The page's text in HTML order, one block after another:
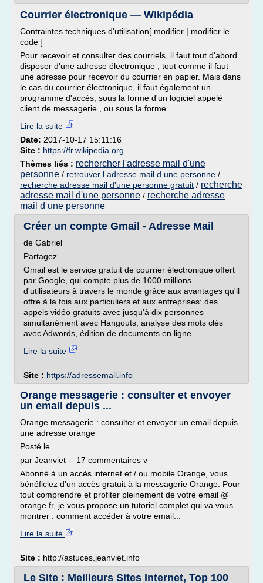
Courrier électronique — Wikipédia
Contraintes techniques d'utilisation[ modifier | modifier le
code ]
Pour recevoir et consulter des courriels, il faut tout d'abord
disposer d'une adresse électronique , tout comme il faut
une adresse pour recevoir du courrier en papier. Mais dans
le cas du courrier électronique, il faut également un
programme d'accès, sous la forme d'un logiciel appelé
client de messagerie , ou sous la forme...
Lire la suite
Date: 2017-10-17 15:11:16
Site : https://fr.wikipedia.org
Thèmes liés : rechercher l'adresse mail d'une
personne / retrouver l adresse mail d une personne /
recherche adresse mail d'une personne gratuit / recherche
adresse mail d'une personne / recherche adresse
mail d une personne
Créer un compte Gmail - Adresse Mail
de Gabriel
Partagez...
Gmail est le service gratuit de courrier électronique offert
par Google, qui compte plus de 1000 millions
d'utilisateurs à travers le monde grâce aux avantages qu'il
offre à la fois aux particuliers et aux entreprises: des
appels vidéo gratuits avec jusqu'à dix personnes
simultanément avec Hangouts, analyse des mots clés
avec Adwords, édition de documents en ligne...
Lire la suite
Site : https://adressemail.info
Orange messagerie : consulter et envoyer
un email depuis ...
Orange messagerie : consulter et envoyer un email depuis
une adresse orange
Posté le
par Jeanviet -- 17 commentaires v
Abonné à un accès internet et / ou mobile Orange, vous
bénéficiez d'un accès gratuit à la messagerie Orange. Pour
tout comprendre et profiter pleinement de votre email @
orange.fr, je vous propose un tutoriel complet qui va vous
montrer : comment accéder à votre email...
Lire la suite
Site : http://astuces.jeanviet.info
Le Site : Meilleurs Sites Internet, Top 100